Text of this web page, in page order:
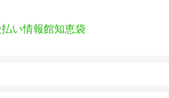
い情報館知恵袋